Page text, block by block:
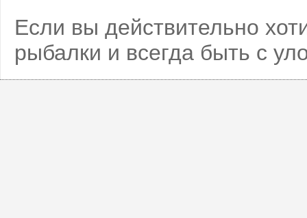
Если вы действительно
рыбалки и всегда быть с